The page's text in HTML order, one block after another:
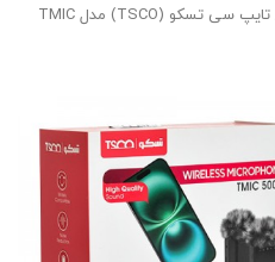
میکروفن یقه ای بی سیم آیفون / تایپ سی تسکو (TSCO) مدل TMIC